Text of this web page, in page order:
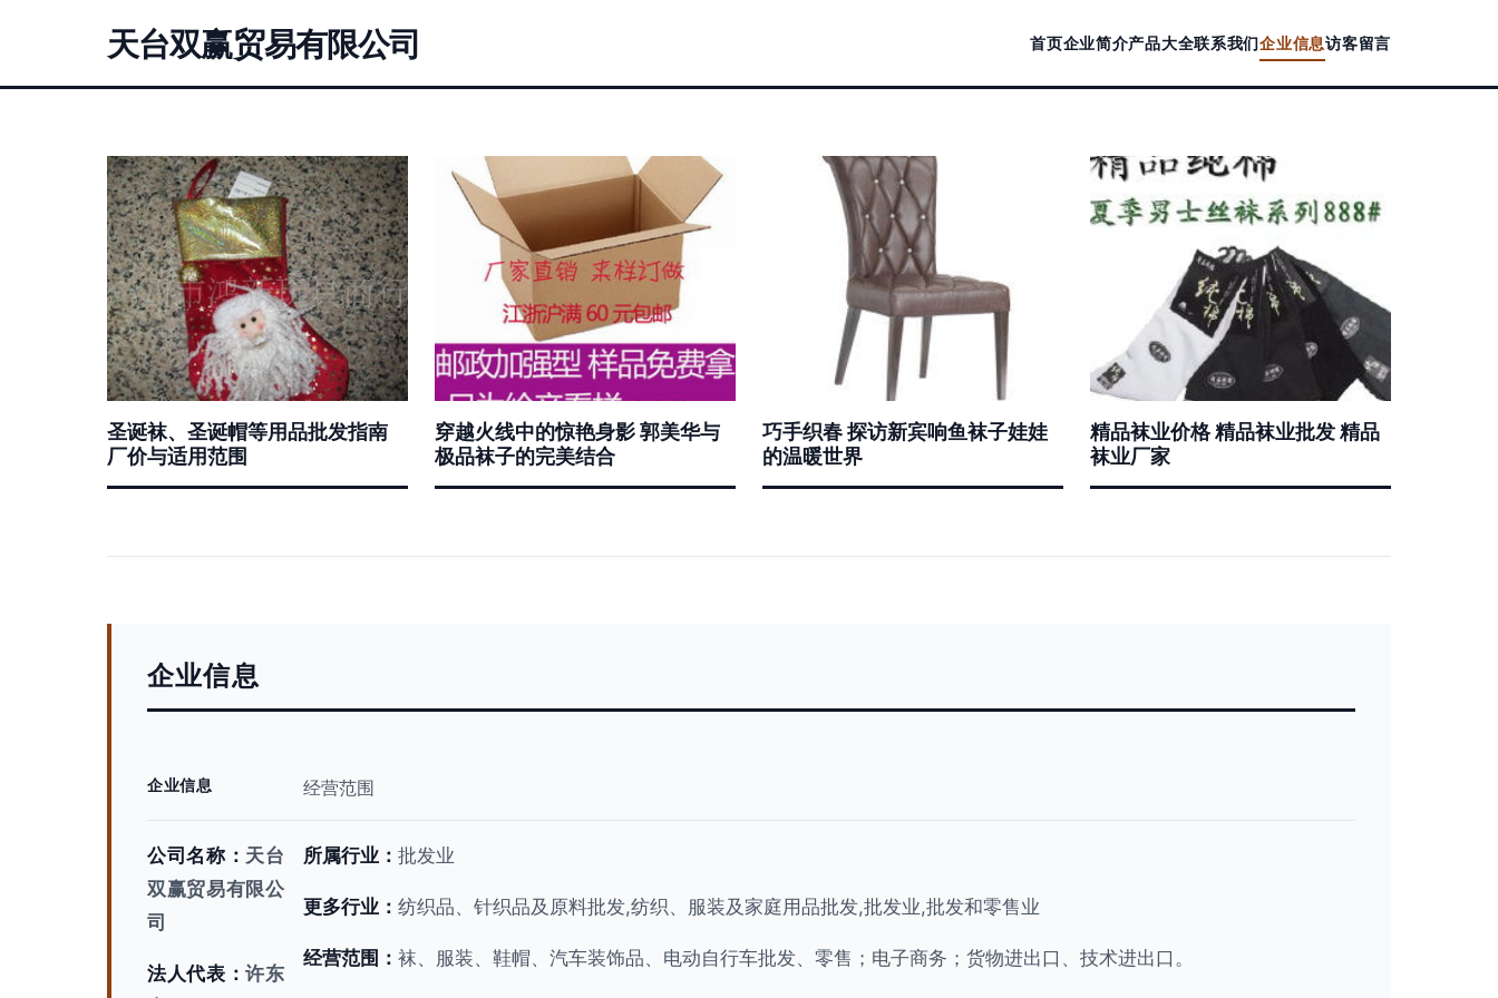
天台双赢贸易有限公司 首页企业简介产品大全联系我们企业信息访客留言
圣诞袜、圣诞帽等用品批发指南
厂价与适用范围
穿越火线中的惊艳身影 郭美华与
极品袜子的完美结合
巧手织春 探访新宾响鱼袜子娃娃
的温暖世界
精品袜业价格 精品袜业批发 精品
袜业厂家
企业信息
企业信息 经营范围
公司名称： 天台
双赢贸易有限公
司
法人代表：许东
所属行业： 批发业
更多行业： 纺织品、针织品及原料批发,纺织、服装及家庭用品批发,批发业,批发和零售业
经营范围： 袜、服装、鞋帽、汽车装饰品、电动自行车批发、零售；电子商务；货物进出口、技术进出口。